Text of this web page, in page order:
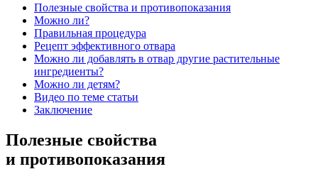
Полезные свойства и противопоказания
Можно ли?
Правильная процедура
Рецепт эффективного отвара
Можно ли добавлять в отвар другие растительные
ингредиенты?
Можно ли детям?
Видео по теме статьи
Заключение
Полезные свойства
и противопоказания